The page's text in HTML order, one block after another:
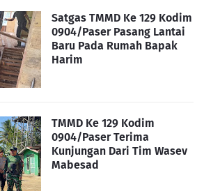
Satgas TMMD Ke 129 Kodim
0904/Paser Pasang Lantai
Baru Pada Rumah Bapak
Harim
TMMD Ke 129 Kodim
0904/Paser Terima
Kunjungan Dari Tim Wasev
Mabesad